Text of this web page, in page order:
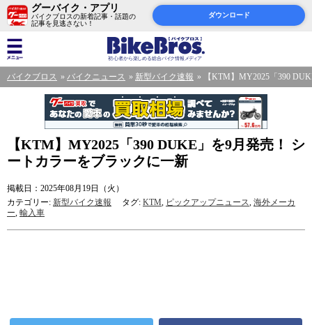
グーバイク・アプリ
バイクブロスの新着記事・話題の
記事を見逃さない！
ダウンロード
バイクブロス バイクニュース 新型バイク速報 【KTM】MY2025「390
【KTM】MY2025「390 DUKE」を9月発売！ シ
ートカラーをブラックに一新
掲載日：2025年08月19日（火）
カテゴリー: 新型バイク速報 タグ: KTM, ピックアップニュース, 海外メーカ
ー, 輸入車